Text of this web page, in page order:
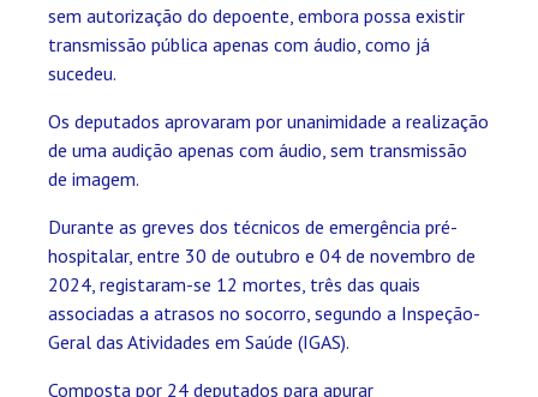
sem autorização do depoente, embora possa existir
transmissão pública apenas com áudio, como já
sucedeu.
Os deputados aprovaram por unanimidade a realização
de uma audição apenas com áudio, sem transmissão
de imagem.
Durante as greves dos técnicos de emergência pré-
hospitalar, entre 30 de outubro e 04 de novembro de
2024, registaram-se 12 mortes, três das quais
associadas a atrasos no socorro, segundo a Inspeção-
Geral das Atividades em Saúde (IGAS).
Composta por 24 deputados para apurar